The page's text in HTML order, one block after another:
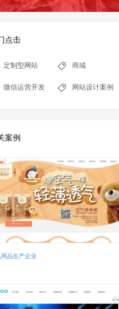
点击
定制型网站 商城
微信运营开发 网站设计案例
案例
品生产企业